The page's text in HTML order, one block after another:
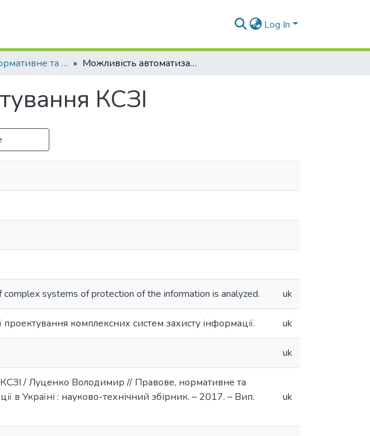
Log In
Правове, нормативне та метрологічне забезпечення системи захисту інформації в Україні: науково-технічний збірник, Вип. 1(33) Можливість автоматизації проектування КСЗІ
КСЗІ
systems of protection of the information is analyzed. uk
проектування комплексних систем захисту інформації. uk
uk
/ Луценко Володимир // Правове, нормативне та
в Україні : науково-технічний збірник. – 2017. – Вип.
uk